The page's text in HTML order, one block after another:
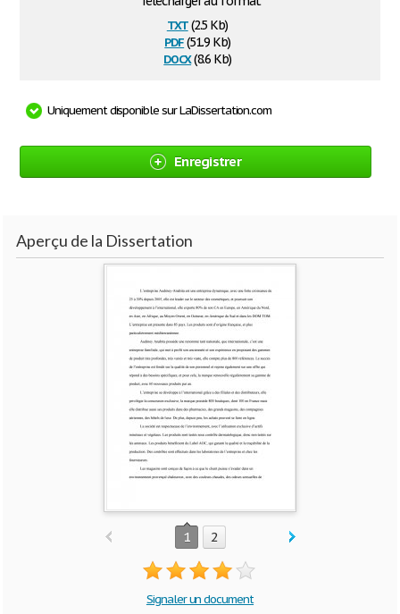
txt(2.5 Kb)
pdf(51.9 Kb)
docx(8.6 Kb)
Uniquement disponible sur LaDissertation.com
Enregistrer
Aperçu de la Dissertation
1 2
Signaler un document